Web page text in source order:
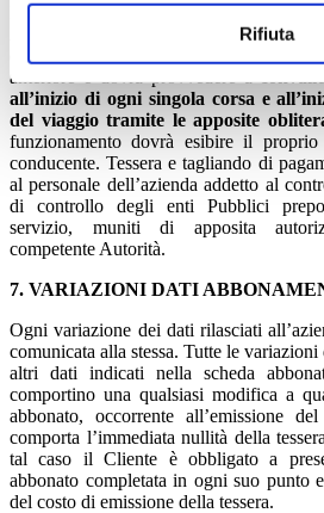
Rifiuta
Per viaggiare sui mezzi MOM è
Abbonato e tagliando di
dell’abbonamento è tenuto a salire a
anteriore e dovrà provvedere a
all’inizio di ogni singola corsa e
del viaggio tramite le apposite
funzionamento dovrà esibire il
conducente. Tessera e tagliando di
al personale dell’azienda addetto al
di controllo degli enti Pubblici
servizio, muniti di apposita
competente Autorità.
7. VARIAZIONI DATI
Ogni variazione dei dati rilasciati
comunicata alla stessa. Tutte le
altri dati indicati nella scheda
comportino una qualsiasi modifica a
abbonato, occorrente all’emissione
comporta l’immediata nullità della
tal caso il Cliente è obbligato a
abbonato completata in ogni suo punto
del costo di emissione della tessera.